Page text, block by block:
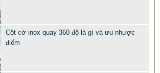
Cột cờ inox quay 360 độ là gì và ưu nhược
điểm